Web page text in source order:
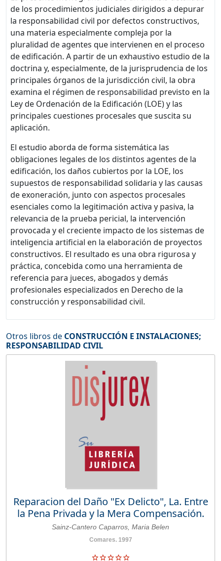
de los procedimientos judiciales dirigidos a depurar
la responsabilidad civil por defectos constructivos,
una materia especialmente compleja por la
pluralidad de agentes que intervienen en el proceso
de edificación. A partir de un exhaustivo estudio de la
doctrina y, especialmente, de la jurisprudencia de los
principales órganos de la jurisdicción civil, la obra
examina el régimen de responsabilidad previsto en la
Ley de Ordenación de la Edificación (LOE) y las
principales cuestiones procesales que suscita su
aplicación.
El estudio aborda de forma sistemática las
obligaciones legales de los distintos agentes de la
edificación, los daños cubiertos por la LOE, los
supuestos de responsabilidad solidaria y las causas
de exoneración, junto con aspectos procesales
esenciales como la legitimación activa y pasiva, la
relevancia de la prueba pericial, la intervención
provocada y el creciente impacto de los sistemas de
inteligencia artificial en la elaboración de proyectos
constructivos. El resultado es una obra rigurosa y
práctica, concebida como una herramienta de
referencia para jueces, abogados y demás
profesionales especializados en Derecho de la
construcción y responsabilidad civil.
Otros libros de CONSTRUCCIÓN E INSTALACIONES;
RESPONSABILIDAD CIVIL
Reparacion del Daño "Ex Delicto", La. Entre
la Pena Privada y la Mera Compensación.
Sainz-Cantero Caparros, Maria Belen
Comares. 1997